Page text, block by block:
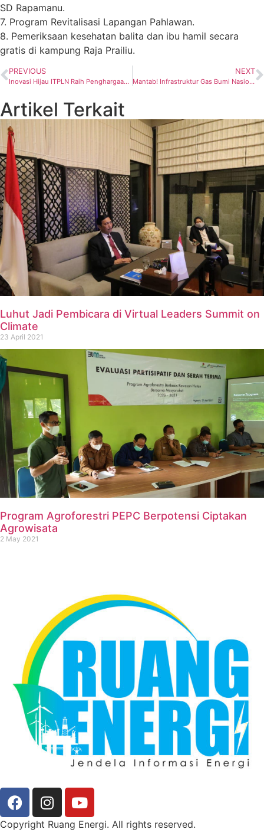
SD Rapamanu.
7. Program Revitalisasi Lapangan Pahlawan.
8. Pemeriksaan kesehatan balita dan ibu hamil secara
gratis di kampung Raja Prailiu.
PREVIOUS
Inovasi Hijau ITPLN Raih Penghargaan Internasional, Sabet Gold Medal di IPITEx 2025
NEXT
Mantab! Infrastruktur Gas Bumi Nasional Makin Terjaga
Artikel Terkait
Luhut Jadi Pembicara di Virtual Leaders Summit on
Climate
23 April 2021
Program Agroforestri PEPC Berpotensi Ciptakan
Agrowisata
2 May 2021
Copyright Ruang Energi. All rights reserved.